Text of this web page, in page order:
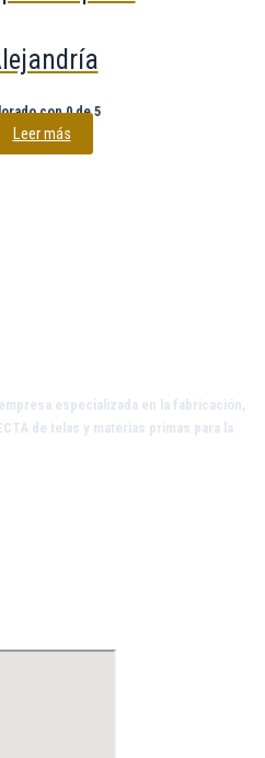
con0de 5
Leer más
especializada en la fabricación,
de telas y materias primas para la